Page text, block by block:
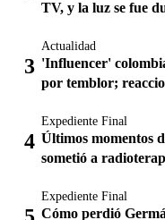
TV, y la luz se fue
Actualidad
'Influencer'
por temblor;
Expediente Final
Últimos momentos
sometió a
Expediente Final
Cómo perdió